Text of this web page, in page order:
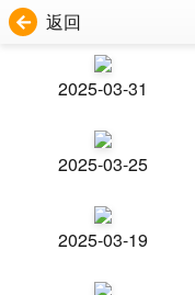
返回
2025-03-31
2025-03-25
2025-03-19